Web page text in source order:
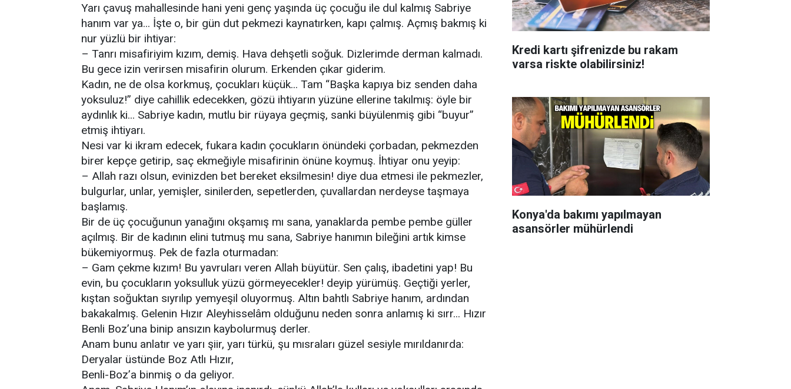
Yarı çavuş mahallesinde hani yeni genç yaşında üç çocuğu ile dul kalmış Sabriye
hanım var ya... İşte o, bir gün dut pekmezi kaynatırken, kapı çalmış. Açmış bakmış ki
nur yüzlü bir ihtiyar:
– Tanrı misafiriyim kızım, demiş. Hava dehşetli soğuk. Dizlerimde derman kalmadı.
Bu gece izin verirsen misafirin olurum. Erkenden çıkar giderim.
Kadın, ne de olsa korkmuş, çocukları küçük... Tam “Başka kapıya biz senden daha
yoksuluz!” diye cahillik edecekken, gözü ihtiyarın yüzüne ellerine takılmış: öyle bir
aydınlık ki... Sabriye kadın, mutlu bir rüyaya geçmiş, sanki büyülenmiş gibi “buyur”
etmiş ihtiyarı.
Nesi var ki ikram edecek, fukara kadın çocukların önündeki çorbadan, pekmezden
birer kepçe getirip, saç ekmeğiyle misafirinin önüne koymuş. İhtiyar onu yeyip:
– Allah razı olsun, evinizden bet bereket eksilmesin! diye dua etmesi ile pekmezler,
bulgurlar, unlar, yemişler, sinilerden, sepetlerden, çuvallardan nerdeyse taşmaya
başlamış.
Bir de üç çocuğunun yanağını okşamış mı sana, yanaklarda pembe pembe güller
açılmış. Bir de kadının elini tutmuş mu sana, Sabriye hanımın bileğini artık kimse
bükemiyormuş. Pek de fazla oturmadan:
– Gam çekme kızım! Bu yavruları veren Allah büyütür. Sen çalış, ibadetini yap! Bu
evin, bu çocukların yoksulluk yüzü görmeyecekler! deyip yürümüş. Geçtiği yerler,
kıştan soğuktan sıyrılıp yemyeşil oluyormuş. Altın bahtlı Sabriye hanım, ardından
bakakalmış. Gelenin Hızır Aleyhisselâm olduğunu neden sonra anlamış ki sırr... Hızır
Benli Boz’una binip ansızın kaybolurmuş derler.
Anam bunu anlatır ve yarı şiir, yarı türkü, şu mısraları güzel sesiyle mırıldanırda:
Deryalar üstünde Boz Atlı Hızır,
Benli-Boz’a binmiş o da geliyor.
Kredi kartı şifrenizde bu rakam
varsa riskte olabilirsiniz!
Konya'da bakımı yapılmayan
asansörler mühürlendi